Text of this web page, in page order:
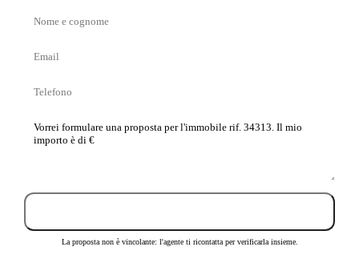
Nome
cognome
Email
Telefono
La
tua
La proposta non è vincolante: l'agente ti ricontatta per verificarla insieme.